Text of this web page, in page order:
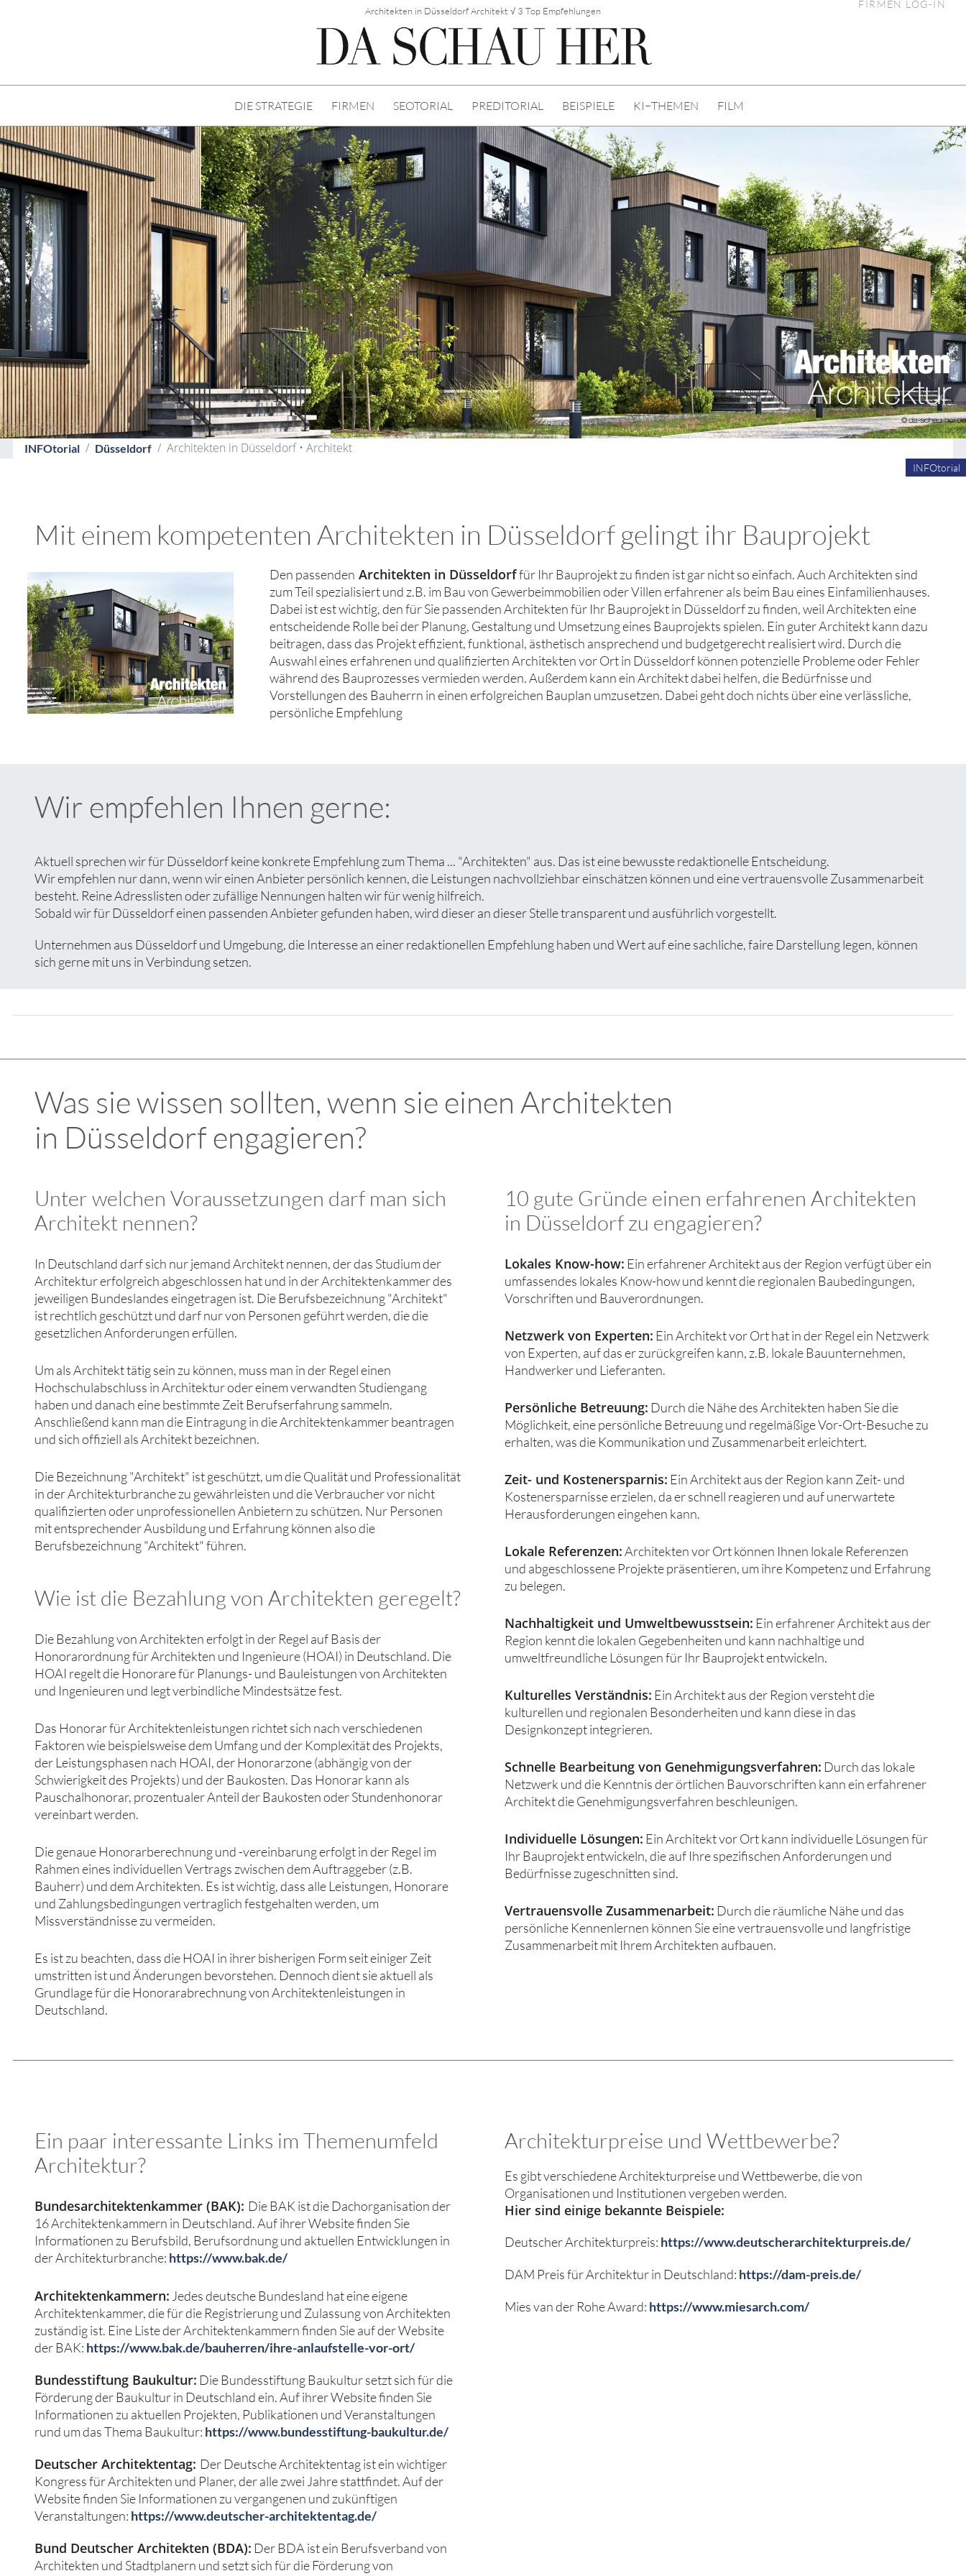
Architekten in Düsseldorf Architekt √ 3 Top Empfehlungen
FIRMEN LOG-IN
DIE STRATEGIE FIRMEN SEOTORIAL PREDITORIAL BEISPIELE KI−THEMEN FILM
INFOtorial Düsseldorf Architekten in Düsseldorf • Architekt
INFOtorial
Mit einem kompetenten Architekten in Düsseldorf gelingt ihr Bauprojekt
Den passenden Architekten in Düsseldorffür Ihr Bauprojekt zu finden ist gar nicht so einfach. Auch Architekten sind
zum Teil spezialisiert und z.B. im Bau von Gewerbeimmobilien oder Villen erfahrener als beim Bau eines Einfamilienhauses.
Dabei ist est wichtig, den für Sie passenden Architekten für Ihr Bauprojekt in Düsseldorf zu finden, weil Architekten eine
entscheidende Rolle bei der Planung, Gestaltung und Umsetzung eines Bauprojekts spielen. Ein guter Architekt kann dazu
beitragen, dass das Projekt effizient, funktional, ästhetisch ansprechend und budgetgerecht realisiert wird. Durch die
Auswahl eines erfahrenen und qualifizierten Architekten vor Ort in Düsseldorf können potenzielle Probleme oder Fehler
während des Bauprozesses vermieden werden. Außerdem kann ein Architekt dabei helfen, die Bedürfnisse und
Vorstellungen des Bauherrn in einen erfolgreichen Bauplan umzusetzen. Dabei geht doch nichts über eine verlässliche,
persönliche Empfehlung
Wir empfehlen Ihnen gerne:
Aktuell sprechen wir für Düsseldorf keine konkrete Empfehlung zum Thema ... "Architekten" aus. Das ist eine bewusste redaktionelle Entscheidung.
Wir empfehlen nur dann, wenn wir einen Anbieter persönlich kennen, die Leistungen nachvollziehbar einschätzen können und eine vertrauensvolle Zusammenarbeit
besteht. Reine Adresslisten oder zufällige Nennungen halten wir für wenig hilfreich.
Sobald wir für Düsseldorf einen passenden Anbieter gefunden haben, wird dieser an dieser Stelle transparent und ausführlich vorgestellt.
Unternehmen aus Düsseldorf und Umgebung, die Interesse an einer redaktionellen Empfehlung haben und Wert auf eine sachliche, faire Darstellung legen, können
sich gerne mit uns in Verbindung setzen.
Was sie wissen sollten, wenn sie einen Architekten
in Düsseldorf engagieren?
Unter welchen Voraussetzungen darf man sich
Architekt nennen?
In Deutschland darf sich nur jemand Architekt nennen, der das Studium der
Architektur erfolgreich abgeschlossen hat und in der Architektenkammer des
jeweiligen Bundeslandes eingetragen ist. Die Berufsbezeichnung "Architekt"
ist rechtlich geschützt und darf nur von Personen geführt werden, die die
gesetzlichen Anforderungen erfüllen.
Um als Architekt tätig sein zu können, muss man in der Regel einen
Hochschulabschluss in Architektur oder einem verwandten Studiengang
haben und danach eine bestimmte Zeit Berufserfahrung sammeln.
Anschließend kann man die Eintragung in die Architektenkammer beantragen
und sich offiziell als Architekt bezeichnen.
Die Bezeichnung "Architekt" ist geschützt, um die Qualität und Professionalität
in der Architekturbranche zu gewährleisten und die Verbraucher vor nicht
qualifizierten oder unprofessionellen Anbietern zu schützen. Nur Personen
mit entsprechender Ausbildung und Erfahrung können also die
Berufsbezeichnung "Architekt" führen.
Wie ist die Bezahlung von Architekten geregelt?
Die Bezahlung von Architekten erfolgt in der Regel auf Basis der
Honorarordnung für Architekten und Ingenieure (HOAI) in Deutschland. Die
HOAI regelt die Honorare für Planungs- und Bauleistungen von Architekten
und Ingenieuren und legt verbindliche Mindestsätze fest.
Das Honorar für Architektenleistungen richtet sich nach verschiedenen
Faktoren wie beispielsweise dem Umfang und der Komplexität des Projekts,
der Leistungsphasen nach HOAI, der Honorarzone (abhängig von der
Schwierigkeit des Projekts) und der Baukosten. Das Honorar kann als
Pauschalhonorar, prozentualer Anteil der Baukosten oder Stundenhonorar
vereinbart werden.
Die genaue Honorarberechnung und -vereinbarung erfolgt in der Regel im
Rahmen eines individuellen Vertrags zwischen dem Auftraggeber (z.B.
Bauherr) und dem Architekten. Es ist wichtig, dass alle Leistungen, Honorare
und Zahlungsbedingungen vertraglich festgehalten werden, um
Missverständnisse zu vermeiden.
Es ist zu beachten, dass die HOAI in ihrer bisherigen Form seit einiger Zeit
umstritten ist und Änderungen bevorstehen. Dennoch dient sie aktuell als
Grundlage für die Honorarabrechnung von Architektenleistungen in
Deutschland.
10 gute Gründe einen erfahrenen Architekten
in Düsseldorf zu engagieren?
Lokales Know-how: Ein erfahrener Architekt aus der Region verfügt über ein
umfassendes lokales Know-how und kennt die regionalen Baubedingungen,
Vorschriften und Bauverordnungen.
Netzwerk von Experten: Ein Architekt vor Ort hat in der Regel ein Netzwerk
von Experten, auf das er zurückgreifen kann, z.B. lokale Bauunternehmen,
Handwerker und Lieferanten.
Persönliche Betreuung: Durch die Nähe des Architekten haben Sie die
Möglichkeit, eine persönliche Betreuung und regelmäßige Vor-Ort-Besuche zu
erhalten, was die Kommunikation und Zusammenarbeit erleichtert.
Zeit- und Kostenersparnis: Ein Architekt aus der Region kann Zeit- und
Kostenersparnisse erzielen, da er schnell reagieren und auf unerwartete
Herausforderungen eingehen kann.
Lokale Referenzen:Architekten vor Ort können Ihnen lokale Referenzen
und abgeschlossene Projekte präsentieren, um ihre Kompetenz und Erfahrung
zu belegen.
Nachhaltigkeit und Umweltbewusstsein: Ein erfahrener Architekt aus der
Region kennt die lokalen Gegebenheiten und kann nachhaltige und
umweltfreundliche Lösungen für Ihr Bauprojekt entwickeln.
Kulturelles Verständnis: Ein Architekt aus der Region versteht die
kulturellen und regionalen Besonderheiten und kann diese in das
Designkonzept integrieren.
Schnelle Bearbeitung von Genehmigungsverfahren: Durch das lokale
Netzwerk und die Kenntnis der örtlichen Bauvorschriften kann ein erfahrener
Architekt die Genehmigungsverfahren beschleunigen.
Individuelle Lösungen: Ein Architekt vor Ort kann individuelle Lösungen für
Ihr Bauprojekt entwickeln, die auf Ihre spezifischen Anforderungen und
Bedürfnisse zugeschnitten sind.
Vertrauensvolle Zusammenarbeit: Durch die räumliche Nähe und das
persönliche Kennenlernen können Sie eine vertrauensvolle und langfristige
Zusammenarbeit mit Ihrem Architekten aufbauen.
Ein paar interessante Links im Themenumfeld
Architektur?
Bundesarchitektenkammer (BAK): Die BAK ist die Dachorganisation der
16 Architektenkammern in Deutschland. Auf ihrer Website finden Sie
Informationen zu Berufsbild, Berufsordnung und aktuellen Entwicklungen in
der Architekturbranche: https://www.bak.de/
Architektenkammern: Jedes deutsche Bundesland hat eine eigene
Architektenkammer, die für die Registrierung und Zulassung von Architekten
zuständig ist. Eine Liste der Architektenkammern finden Sie auf der Website
der BAK: https://www.bak.de/bauherren/ihre-anlaufstelle-vor-ort/
Bundesstiftung Baukultur: Die Bundesstiftung Baukultur setzt sich für die
Förderung der Baukultur in Deutschland ein. Auf ihrer Website finden Sie
Informationen zu aktuellen Projekten, Publikationen und Veranstaltungen
rund um das Thema Baukultur: https://www.bundesstiftung-baukultur.de/
Deutscher Architektentag: Der Deutsche Architektentag ist ein wichtiger
Kongress für Architekten und Planer, der alle zwei Jahre stattfindet. Auf der
Website finden Sie Informationen zu vergangenen und zukünftigen
Veranstaltungen: https://www.deutscher-architektentag.de/
Bund Deutscher Architekten (BDA): Der BDA ist ein Berufsverband von
Architekten und Stadtplanern und setzt sich für die Förderung von
Architekturpreise und Wettbewerbe?
Es gibt verschiedene Architekturpreise und Wettbewerbe, die von
Organisationen und Institutionen vergeben werden.
Hier sind einige bekannte Beispiele:
Deutscher Architekturpreis: https://www.deutscherarchitekturpreis.de/
DAM Preis für Architektur in Deutschland: https://dam-preis.de/
Mies van der Rohe Award: https://www.miesarch.com/